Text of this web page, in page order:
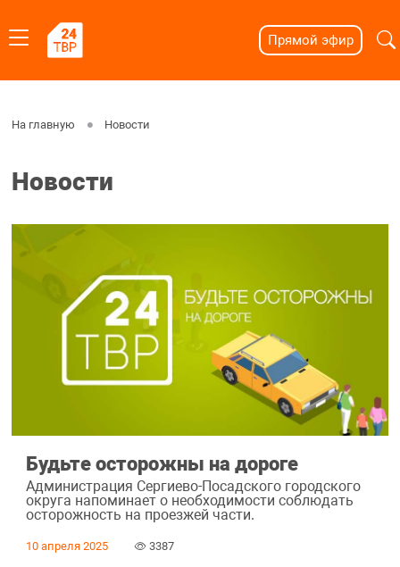
Прямой эфир
На главную Новости
Новости
Будьте осторожны на дороге
Администрация Сергиево-Посадского городского
округа напоминает о необходимости соблюдать
осторожность на проезжей части.
10 апреля 2025 3387